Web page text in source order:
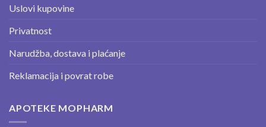
Uslovi kupovine
Privatnost
Narudžba, dostava i plaćanje
Reklamacija i povrat robe
APOTEKE MOPHARM